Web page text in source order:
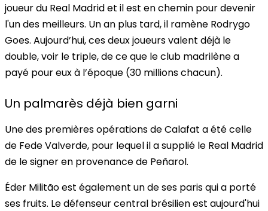
joueur du Real Madrid et il est en chemin pour devenir
l'un des meilleurs. Un an plus tard, il ramène Rodrygo
Goes. Aujourd’hui, ces deux joueurs valent déjà le
double, voir le triple, de ce que le club madrilène a
payé pour eux à l’époque (30 millions chacun).
Un palmarès déjà bien garni
Une des premières opérations de Calafat a été celle
de Fede Valverde, pour lequel il a supplié le Real Madrid
de le signer en provenance de Peñarol.
Éder Militão est également un de ses paris qui a porté
ses fruits. Le défenseur central brésilien est aujourd'hui